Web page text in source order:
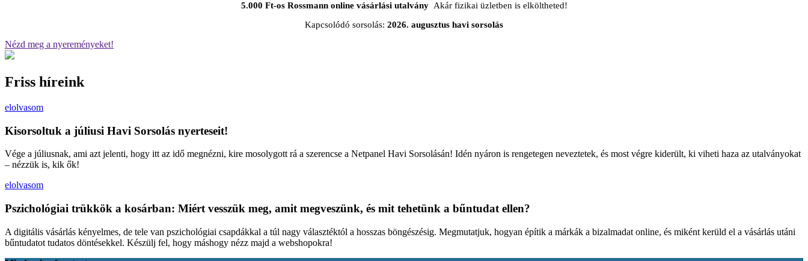
5.000 Ft-os Rossmann online vásárlási utalványAkár fizikai üzletben is elköltheted!
Kapcsolódó sorsolás: 2026. augusztus havi sorsolás
Nézd meg a nyereményeket!
Friss híreink
elolvasom
Kisorsoltuk a júliusi Havi Sorsolás nyerteseit!
Vége a júliusnak, ami azt jelenti, hogy itt az idő megnézni, kire mosolygott rá a szerencse a Netpanel Havi Sorsolásán! Idén nyáron is rengetegen neveztetek, és most végre kiderült, ki viheti haza az utalványokat
– nézzük is, kik ők!
elolvasom
Pszichológiai trükkök a kosárban: Miért vesszük meg, amit megveszünk, és mit tehetünk a bűntudat ellen?
A digitális vásárlás kényelmes, de tele van pszichológiai csapdákkal a túl nagy választéktól a hosszas böngészésig. Megmutatjuk, hogyan építik a márkák a bizalmadat online, és miként kerüld el a vásárlás utáni
bűntudatot tudatos döntésekkel. Készülj fel, hogy máshogy nézz majd a webshopokra!